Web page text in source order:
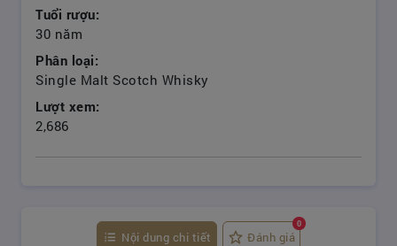
Tuổi rượu:
30 năm
Phân loại:
Single Malt Scotch Whisky
Lượt xem:
2,686
Nội dung chi tiết Đánh giá
0